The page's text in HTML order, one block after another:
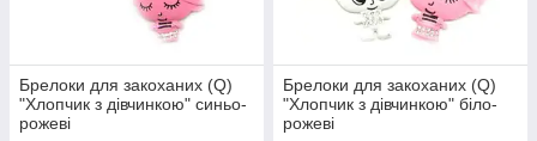
Брелоки для закоханих (Q)
"Хлопчик з дівчинкою" синьо-
рожеві
Брелоки для закоханих (Q)
"Хлопчик з дівчинкою" біло-
рожеві